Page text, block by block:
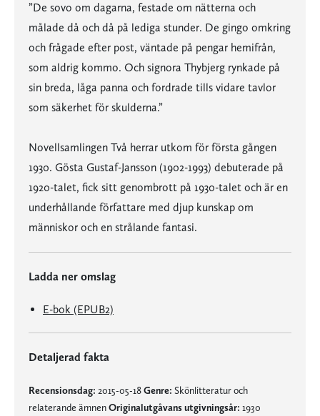
”De sovo om dagarna, festade om nätterna och
målade då och då på lediga stunder. De gingo omkring
och frågade efter post, väntade på pengar hemifrån,
som aldrig kommo. Och signora Thybjerg rynkade på
sin breda, låga panna och fordrade tills vidare tavlor
som säkerhet för skulderna.”
Novellsamlingen Två herrar utkom för första gången
1930. Gösta Gustaf-Jansson (1902-1993) debuterade på
1920-talet, fick sitt genombrott på 1930-talet och är en
underhållande författare med djup kunskap om
människor och en strålande fantasi.
Ladda ner omslag
E-bok (EPUB2)
Detaljerad fakta
Recensionsdag: 2015-05-18Genre: Skönlitteratur och
relaterande ämnenOriginalutgåvans utgivningsår: 1930